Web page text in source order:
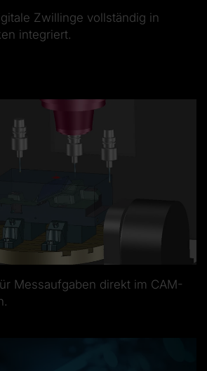
Zwillinge vollständig in
integriert.
Messaufgaben direkt im CAM-